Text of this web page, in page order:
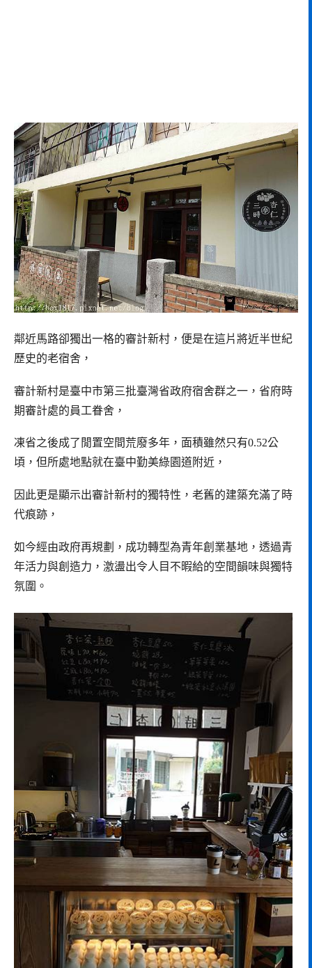
鄰近馬路卻獨出一格的審計新村，便是在這片將近半世紀
歷史的老宿舍，
審計新村是臺中市第三批臺灣省政府宿舍群之一，省府時
期審計處的員工眷舍，
凍省之後成了閒置空間荒廢多年，面積雖然只有0.52公
頃，但所處地點就在臺中勤美綠園道附近，
因此更是顯示出審計新村的獨特性，老舊的建築充滿了時
代痕跡，
如今經由政府再規劃，成功轉型為青年創業基地，透過青
年活力與創造力，激盪出令人目不暇給的空間韻味與獨特
氛圍。